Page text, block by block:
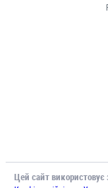
Цей сайт використовує